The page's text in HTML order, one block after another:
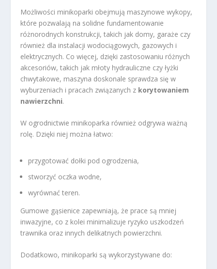
Możliwości minikoparki obejmują maszynowe wykopy,
które pozwalają na solidne fundamentowanie
różnorodnych konstrukcji, takich jak domy, garaże czy
również dla instalacji wodociągowych, gazowych i
elektrycznych. Co więcej, dzięki zastosowaniu różnych
akcesoriów, takich jak młoty hydrauliczne czy łyżki
chwytakowe, maszyna doskonale sprawdza się w
wyburzeniach i pracach związanych z korytowaniem
nawierzchni.
W ogrodnictwie minikoparka również odgrywa ważną
rolę. Dzięki niej można łatwo:
przygotować dołki pod ogrodzenia,
stworzyć oczka wodne,
wyrównać teren.
Gumowe gąsienice zapewniają, że prace są mniej
inwazyjne, co z kolei minimalizuje ryzyko uszkodzeń
trawnika oraz innych delikatnych powierzchni.
Dodatkowo, minikoparki są wykorzystywane do: